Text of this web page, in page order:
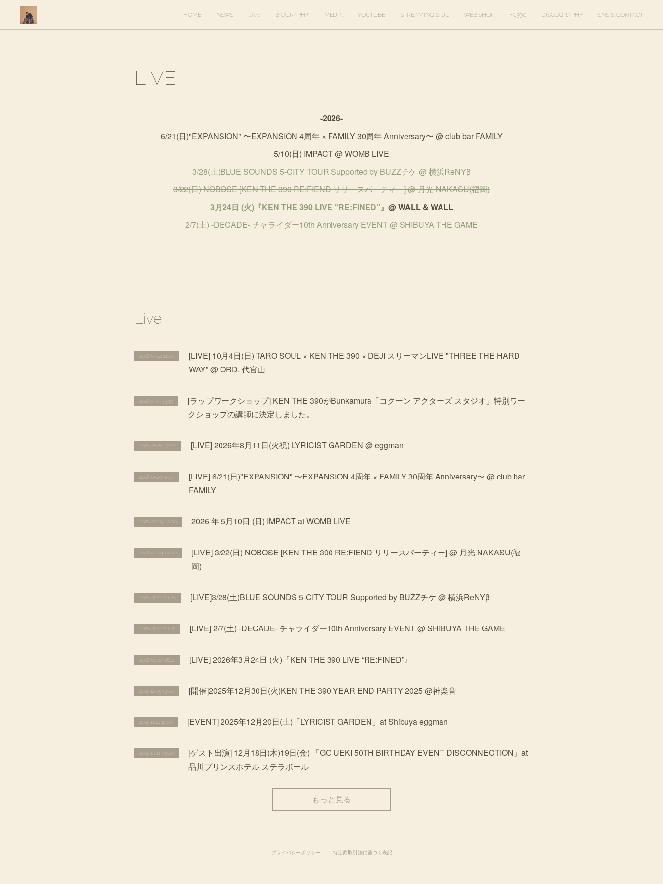
HOME NEWS LIVE BIOGRAPHY MEDIA YOUTUBE STREAMING & DL WEB SHOP FC390 DISCOGRAPHY SNS & CONTACT
LIVE
-2026-
6/21(日)"EXPANSION" 〜EXPANSION 4周年 × FAMILY 30周年 Anniversary〜 @ club bar FAMILY
5/10(日) IMPACT @ WOMB LIVE
3/28(土)BLUE SOUNDS 5-CITY TOUR Supported by BUZZチケ @ 横浜ReNYβ
3/22(日) NOBOSE [KEN THE 390 RE:FIEND リリースパーティー] @ 月光 NAKASU(福岡)
3月24日 (火)『KEN THE 390 LIVE “RE:FINED”』 @ WALL & WALL
2/7(土) -DECADE- チャライダー10th Anniversary EVENT @ SHIBUYA THE GAME
Live
2026.07.24 11:00
[LIVE] 10月4日(日) TARO SOUL × KEN THE 390 × DEJI スリーマンLIVE "THREE THE HARD
WAY” @ ORD. 代官山
2026.07.17 13:19
[ラップワークショップ] KEN THE 390がBunkamura「コクーン アクターズ スタジオ」特別ワー
クショップの講師に決定しました。
2026.06.26 12:00 [LIVE] 2026年8月11日(火祝) LYRICIST GARDEN @ eggman
2026.05.20 15:13
[LIVE] 6/21(日)"EXPANSION" 〜EXPANSION 4周年 × FAMILY 30周年 Anniversary〜 @ club bar
FAMILY
2026.03.09 10:00 2026 年 5月10日 (日) IMPACT at WOMB LIVE
2026.03.09 09:52
[LIVE] 3/22(日) NOBOSE [KEN THE 390 RE:FIEND リリースパーティー] @ 月光 NAKASU(福
岡)
2026.02.02 01:26 [LIVE]3/28(土)BLUE SOUNDS 5-CITY TOUR Supported by BUZZチケ @ 横浜ReNYβ
2026.02.02 01:22 [LIVE] 2/7(土) -DECADE- チャライダー10th Anniversary EVENT @ SHIBUYA THE GAME
2026.01.10 06:41 [LIVE] 2026年3月24日 (火)『KEN THE 390 LIVE “RE:FINED”』
2025.12.05 13:00 [開催]2025年12月30日(火)KEN THE 390 YEAR END PARTY 2025 @神楽音
2025.11.14 12:00 [EVENT] 2025年12月20日(土)「LYRICIST GARDEN」at Shibuya eggman
2025.10.11 05:40
[ゲスト出演] 12月18日(木)19日(金) 「GO UEKI 50TH BIRTHDAY EVENT DISCONNECTION」at
品川プリンスホテル ステラボール
もっと見る
プライバシーポリシー 特定商取引法に基づく表記